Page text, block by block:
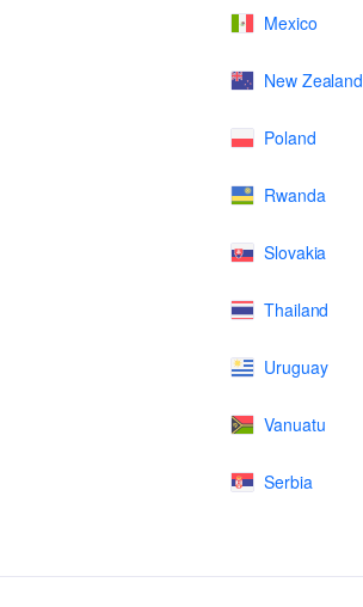
Mexico
New Zealand
Poland
Rwanda
Slovakia
Thailand
Uruguay
Vanuatu
Serbia